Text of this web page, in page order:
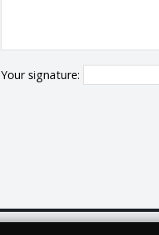
Your signature: